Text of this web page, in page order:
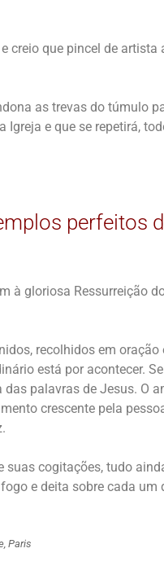
creio que pincel de artista
as trevas do túmulo
e que se repetirá,
perfeitos
à gloriosa Ressurreição
recolhidos em oração
está por acontecer.
palavras de Jesus. O
crescente pela
cogitações, tudo
e deita sobre cada um
Paris